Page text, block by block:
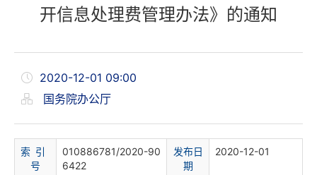
开信息处理费管理办法》的通知
2020-12-01 09:00
国务院办公厅
索 引
号
010886781/2020-90
6422
发布日
期
2020-12-01